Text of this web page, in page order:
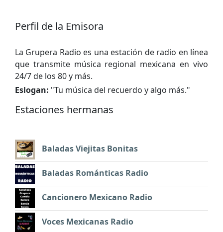
Perfil de la Emisora
La Grupera Radio es una estación de radio en línea
que transmite música regional mexicana en vivo
24/7 de los 80 y más.
Eslogan: "Tu música del recuerdo y algo más."
Estaciones hermanas
Baladas Viejitas Bonitas
Baladas Románticas Radio
Cancionero Mexicano Radio
Voces Mexicanas Radio